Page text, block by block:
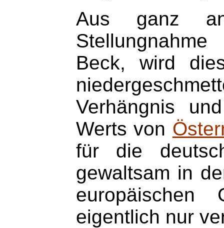
Aus ganz
Beck, wird
Verhängnis
Werts von
für die
gewaltsam in
europäischen
eigentlich nur